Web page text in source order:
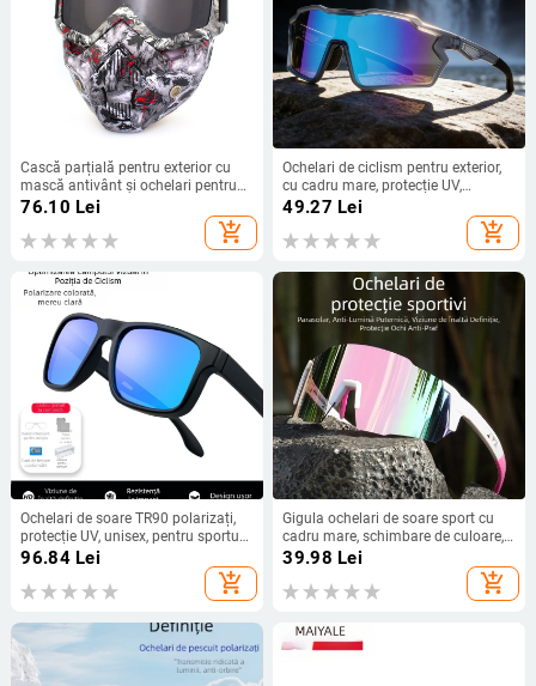
Cască parțială pentru exterior cu
mască antivânt și ochelari pentru
motociclete off-road
76.10 Lei
add_shopping_cart
Ochelari de ciclism pentru exterior,
cu cadru mare, protecție UV,
rezistenți la vânt, unisex
49.27 Lei
add_shopping_cart
Ochelari de soare TR90 polarizați,
protecție UV, unisex, pentru sporturi
în aer liber, drumeții și golf
96.84Lei
add_shopping_cart
Gigula ochelari de soare sport cu
cadru mare, schimbare de culoare,
pentru ciclism și alpinism, unisex,
39.98 Lei
add_shopping_cart